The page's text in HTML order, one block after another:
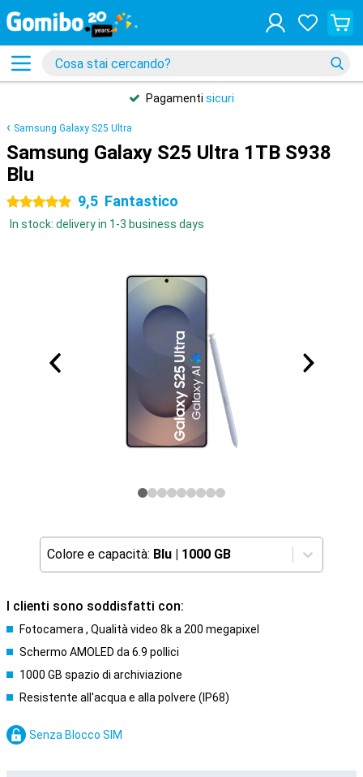
Pagamenti sicuri
Samsung Galaxy S25 Ultra
Samsung Galaxy S25 Ultra 1TB S938
Blu
5 stelle 9,5 Fantastico
In stock: delivery in 1-3 business days
Colore e capacità: Blu | 1000 GB
I clienti sono soddisfatti con:
Fotocamera , Qualità video 8k a 200 megapixel
Schermo AMOLED da 6.9 pollici
1000 GB spazio di archiviazione
Resistente all'acqua e alla polvere (IP68)
Senza Blocco SIM